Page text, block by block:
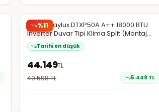
%11 EN DÜŞÜK
Hepsiburada
Daikin Daylux DTXP50A A++ 18000 BTU
Inverter Duvar Tipi Klima Split (Montaj
Dahil)Tarihi en düşük
44.149TL
49.598TL 5.449 TL